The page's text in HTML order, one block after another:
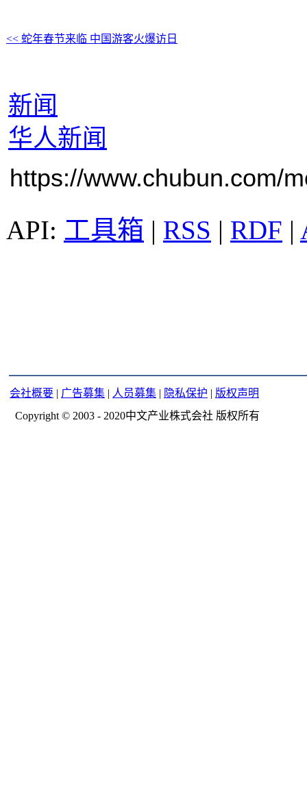
<< 蛇年春节来临 中国游客火爆访日
新闻
华人新闻
https://www.chubun.com/
工具箱 | RSS | RDF |
会社概要 | 广告募集 | 人员募集 | 隐私保护 | 版权声明
Copyright © 2003 - 2020中文产业株式会社 版权所有